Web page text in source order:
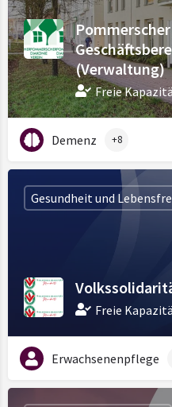
(Verwaltung)
Freie
Demenz +8
Freie
Gesundheit und
Erwachsenenpflege